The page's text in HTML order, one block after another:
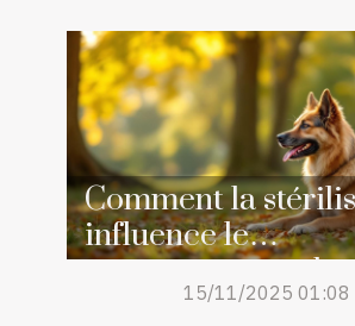
Comment la
influence le
comportement du
15/11/2025 01:08